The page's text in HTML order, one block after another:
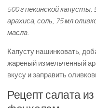
500 г пекинской капусты,
арахиса, соль, 75 мл
масла.
Капусту нашинковать,
жареный измельченный
вкусу и заправить
Рецепт салата